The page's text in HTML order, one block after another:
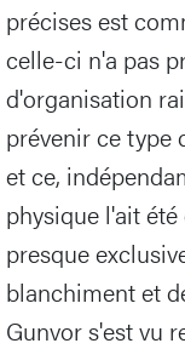
précises est
celle-ci n'a pas
d'organisation
prévenir ce type
et ce,
physique l'ait
presque
blanchiment et
Gunvor s'est vu